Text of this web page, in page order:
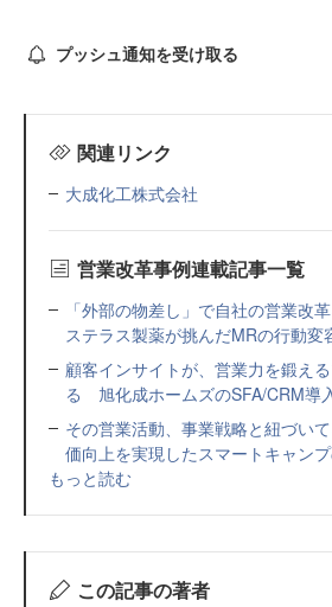
プッシュ通知を受け取る
関連リンク
大成化工株式会社
営業改革事例連載記事一覧
「外部の物差し」で自社の営業改
ステラス製薬が挑んだMRの行動変
顧客インサイトが、営業力を鍛え
る 旭化成ホームズのSFA/CRM導
その営業活動、事業戦略と紐づい
価向上を実現したスマートキャン
もっと読む
この記事の著者